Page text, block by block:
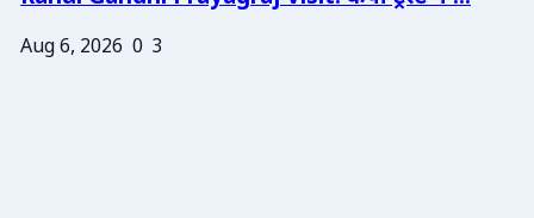
Aug 6, 2026 0 3